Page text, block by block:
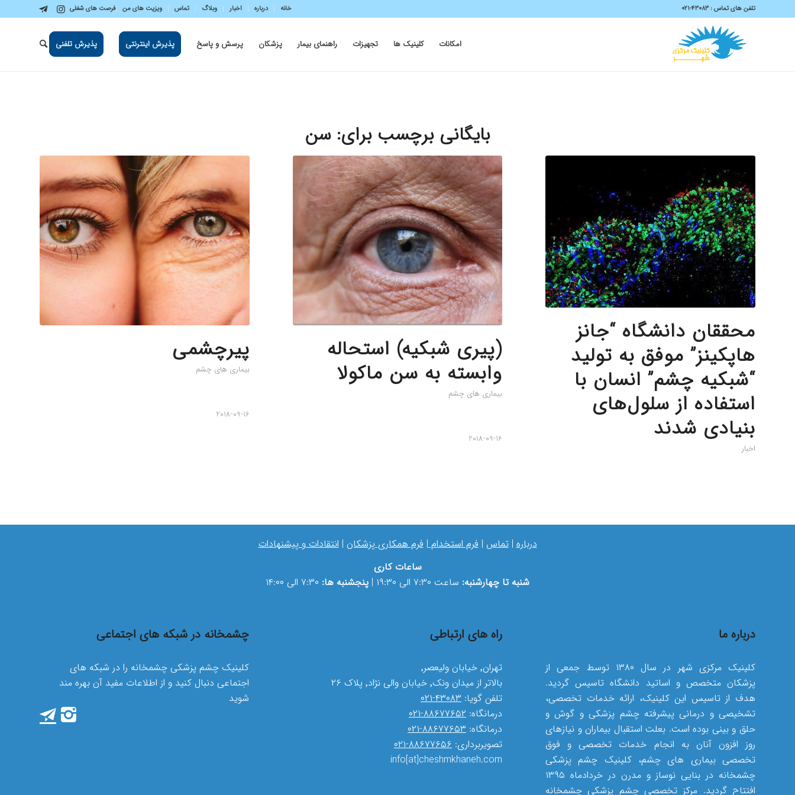
خانه درباره اخبار وبلاگ تماس ویزیت های من فرصت های شغلی تلفن های تماس : 43083-۰۲۱
امکانات کلینیک ها تجهیزات راهنمای بیمار پزشکان پرسش و پاسخ پذیرش اینترنتی پذیرش تلفنی
بایگانی برچسب برای: سن
محققان دانشگاه “جانز
هاپکینز” موفق به تولید
“شبکیه چشم” انسان با
استفاده از سلول‌های
بنیادی شدند
اخبار
(پیری شبکیه) استحاله
وابسته به سن ماکولا
بیماری های چشم
2018-09-16
پیرچشمی
بیماری های چشم
2018-09-16
درباره|تماس |فرم استخدام|فرم همکاری پزشکان |انتقادات و پیشنهادات
ساعات کاری
شنبه تا چهارشنبه: ساعت ۷:۳۰ الی ۱۹:۳۰ | پنجشنبه ها:
درباره ما
کلینیک مرکزی شهر در سال ۱۳۸۰ توسط جمعی از
پزشکان متخصص و اساتید دانشگاه تاسیس گردید.
هدف از تاسیس این کلینیک، ارائه خدمات تخصصی،
تشخیصی و درمانی پیشرفته چشم پزشکی و گوش و
حلق و بینی بوده است. بعلت استقبال بیماران و نیازهای
روز افزون آنان به انجام خدمات تخصصی و فوق
تخصصی بیماری های چشم، کلینیک چشم پزشکی
چشمخانه در بنایی نوساز و مدرن در خردادماه ۱۳۹۵
افتتاح گردید. مرکز تخصصی چشم پزشکی چشمخانه
راه های ارتباطی
تهران٬ خیابان ولیعصر٬
بالاتر از میدان ونک٬ خیابان والی نژاد٬ پلاک ۲۶
تلفن گویا: ۴۳۰۸۳-۰۲۱
درمانگاه: ۸۸۶۷۷۶۵۲-۰۲۱
درمانگاه: ۸۸۶۷۷۶۵۳-۰۲۱
تصویربرداری: ۸۸۶۷۷۶۵۶-۰۲۱
info[at]cheshmkhaneh.com
چشمخانه در شبکه های اجتماعی
کلینیک چشم پزشکی چشمخانه را در شبکه های
اجتماعی دنبال کنید و از اطلاعات مفید آن بهره مند
شوید